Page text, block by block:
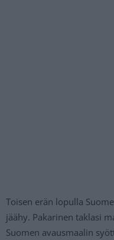
Toisen erän lopulla
jäähy. Pakarinen taklasi
Suomen avausmaalin